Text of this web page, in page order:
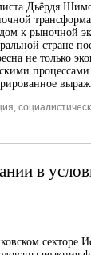
Дьёрдя
к рыночной
стране
не только
процессами
,
в
секторе